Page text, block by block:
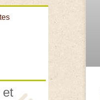
et